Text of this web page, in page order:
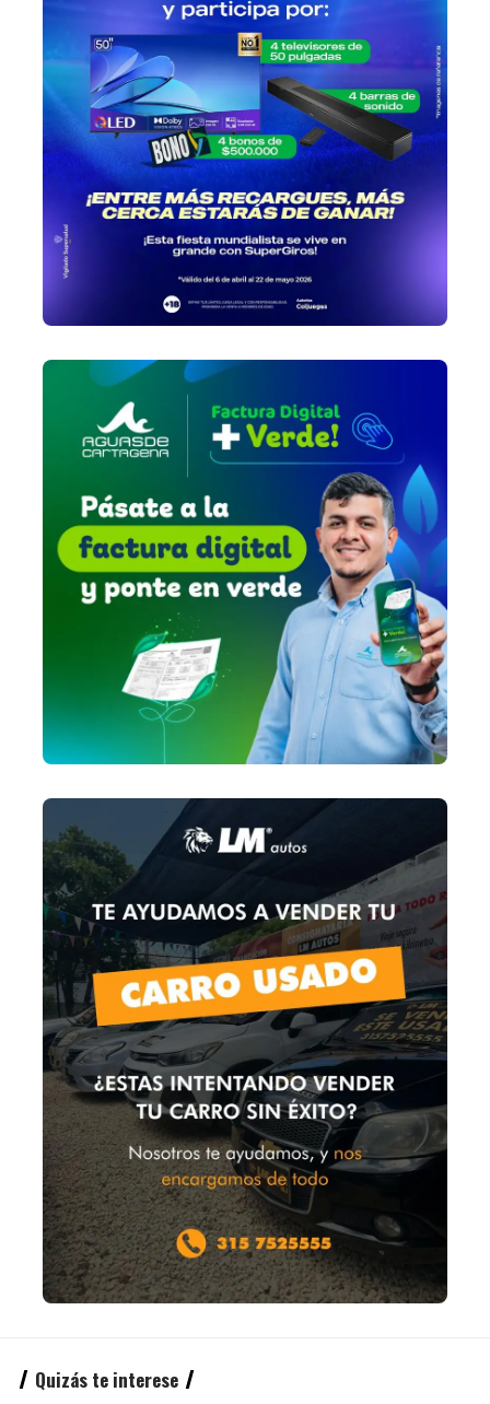
Quizás te interese